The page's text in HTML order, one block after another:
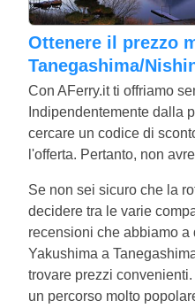
Ottenere il prezzo migliore per il tuo traghetto da Yakushima a
Tanegashima/
Con AFerry.it ti offriamo
Indipendentemente dalla
cercare un codice di
l'offerta. Pertanto, non
Se non sei sicuro che la
decidere tra le varie
recensioni che abbiamo
Yakushima a
trovare prezzi
un percorso molto